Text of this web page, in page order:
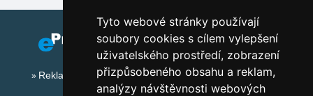
Tyto webové stránky používají
soubory cookies s cílem vylepšení
uživatelského prostředí, zobrazení
přizpůsobeného obsahu a reklam,
analýzy návštěvnosti webových
Reklama na tomto serveru